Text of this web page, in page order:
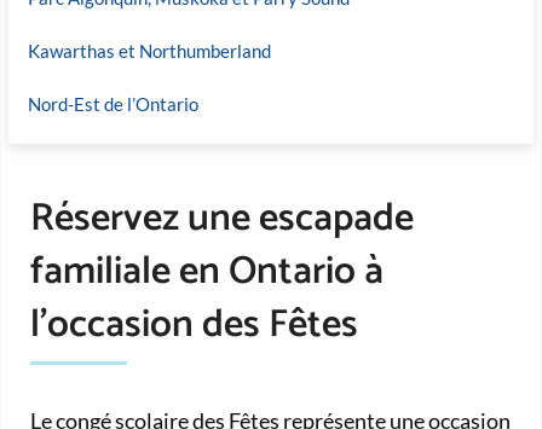
Kawarthas et Northumberland
Nord-Est de l’Ontario
Réservez une escapade
familiale en Ontario à
l’occasion des Fêtes
Le congé scolaire des Fêtes représente une occasion